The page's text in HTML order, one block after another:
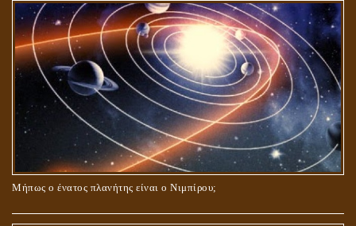
Μήπως ο ένατος πλανήτης είναι ο Νιμπίρου;